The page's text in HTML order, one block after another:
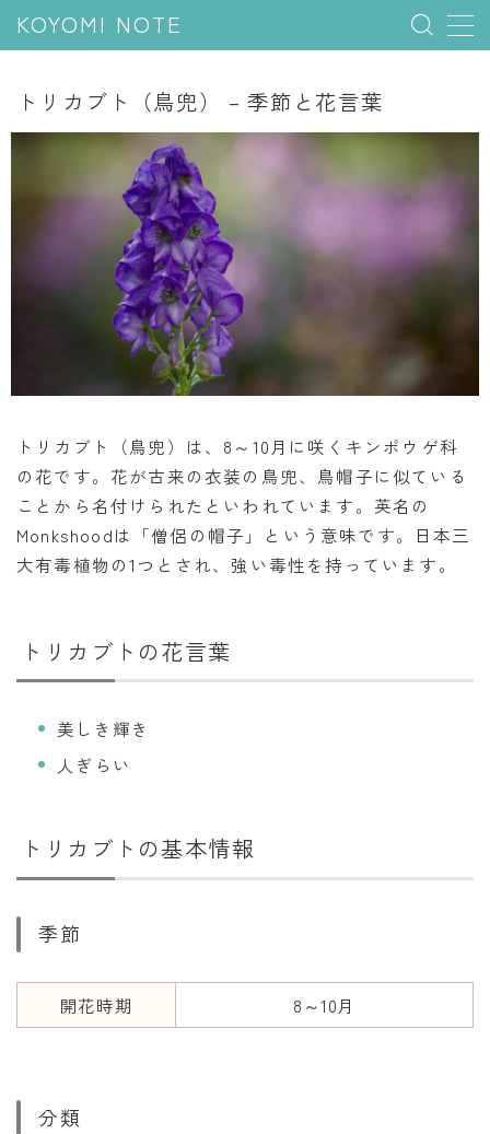
KOYOMI NOTE
行事と季節
二十四節気
七十二候
暦と満月
今日のこよみ
暦と歳時記
満月・新月
暦の吉凶
吉日・縁起の良い日
十二直
二十七宿
年齢と学年
トリカブト（鳥兜） – 季節と花言葉
トリカブト（鳥兜）は、8～10月に咲くキンポウゲ科
の花です。花が古来の衣装の鳥兜、鳥帽子に似ている
ことから名付けられたといわれています。英名の
Monkshoodは「僧侶の帽子」という意味です。日本三
大有毒植物の1つとされ、強い毒性を持っています。
トリカブトの花言葉
美しき輝き
人ぎらい
トリカブトの基本情報
季節
開花時期 8～10月
分類